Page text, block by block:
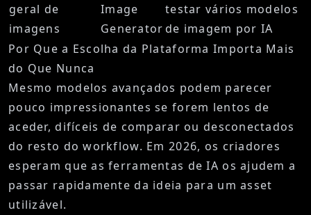
geral de
imagens
Image
Generator
testar vários modelos
de imagem por IA
Por Que a Escolha da Plataforma Importa Mais
do Que Nunca
Mesmo modelos avançados podem parecer
pouco impressionantes se forem lentos de
aceder, difíceis de comparar ou desconectados
do resto do workflow. Em 2026, os criadores
esperam que as ferramentas de IA os ajudem a
passar rapidamente da ideia para um asset
utilizável.